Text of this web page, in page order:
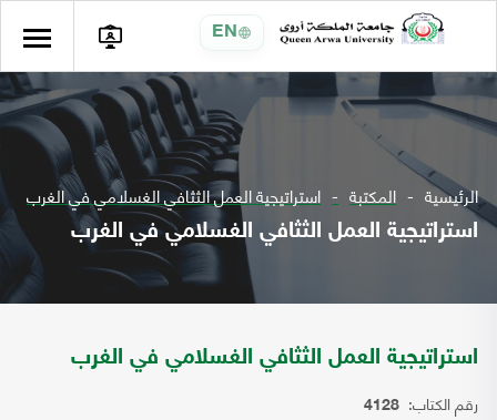
EN
الرئيسية المكتبة استراتيجية العمل الثثافي الغسلامي في الغرب
استراتيجية العمل الثثافي الغسلامي في الغرب
استراتيجية العمل الثثافي الغسلامي في الغرب
رقم الكتاب: 4128